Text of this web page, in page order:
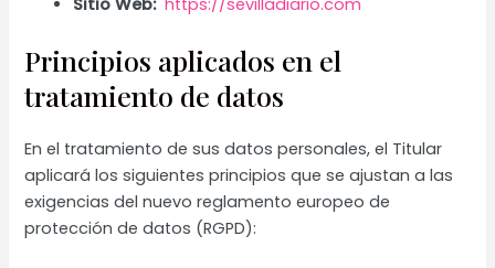
Sitio Web: https://sevilladiario.com
Principios aplicados en el
tratamiento de datos
En el tratamiento de sus datos personales, el Titular
aplicará los siguientes principios que se ajustan a las
exigencias del nuevo reglamento europeo de
protección de datos (RGPD):